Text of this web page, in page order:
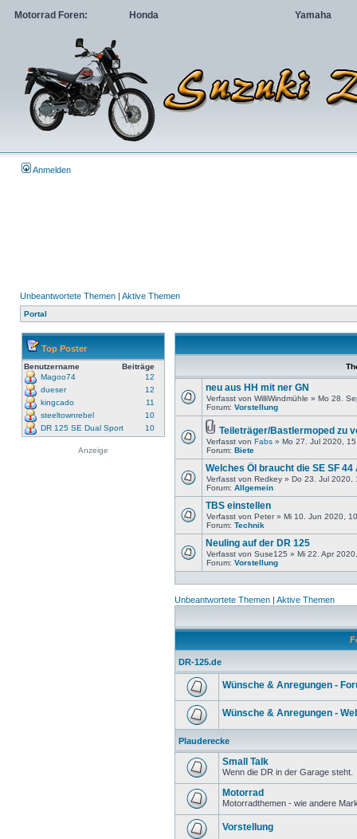
Motorrad Foren: Honda Yamaha
Anmelden
Unbeantwortete Themen | Aktive Themen
Portal
Top Poster
Benutzername
Beiträge
Magoo74
12
dueser
12
kingcado
11
steeltownrebel
10
DR 125 SE Dual Sport
10
Anzeige
neu aus HH mit ner GN
Verfasst von WilliWindmühle » Mo 28.
Forum: Vorstellung
Teileträger/Bastlermoped zu
Verfasst von Fabs » Mo 27. Jul 2020,
Forum: Biete
Welches Öl braucht die SE SF 44
Verfasst von Redkey » Do 23. Jul 2020,
Forum: Allgemein
TBS einstellen
Verfasst von Peter » Mi 10. Jun 2020,
Forum: Technik
Neuling auf der DR 125
Verfasst von Suse125 » Mi 22. Apr
Forum: Vorstellung
Unbeantwortete Themen | Aktive Themen
DR-125.de
Wünsche & Anregungen -
Wünsche & Anregungen -
Plauderecke
Small Talk
Wenn die DR in der Garage steht.
Motorrad
Motorradthemen - wie andere
Vorstellung